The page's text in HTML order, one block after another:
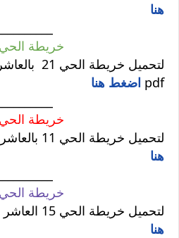
هنا
خريطة الحي 21 بالعاشر من رمضان
لتحميل
pdf اضغط هنا
لتحميل خريطة الحي 11 بالعاشر من رمضان pdf
هنا
لتحميل خريطة الحي 15 العاشر من رمضان pdf
هنا